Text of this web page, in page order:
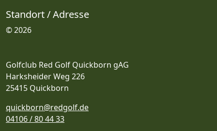
Standort / Adresse
© 2026
Golfclub Red Golf Quickborn gAG
Harksheider Weg 226
25415 Quickborn
quickborn@redgolf.de
04106 / 80 44 33